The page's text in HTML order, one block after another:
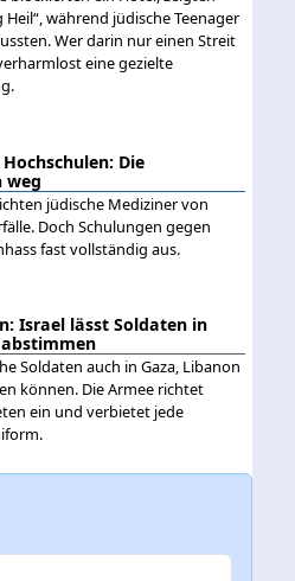
während jüdische Teenager
Wer darin nur einen Streit
eine gezielte
Die
weg
jüdische Mediziner von
Doch Schulungen gegen
fast vollständig aus.
Israel lässt Soldaten in
Soldaten auch in Gaza, Libanon
können. Die Armee richtet
ein und verbietet jede